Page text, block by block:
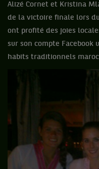
Alizé Cornet et Kristina
de la victoire finale lors
ont profité des joies
sur son compte Facebook
habits traditionnels